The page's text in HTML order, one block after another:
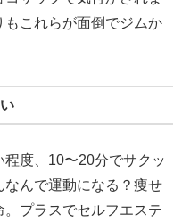
もこれらが面倒でジムか
度、10〜20分でサクッ
なんで運動になる？痩せ
プラスでセルフエステ